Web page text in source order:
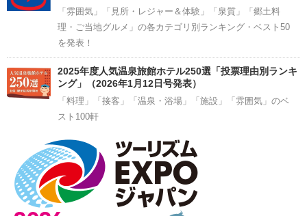
「雰囲気」「見所・レジャー＆体験」「泉質」「郷土料
理・ご当地グルメ」の各カテゴリ別ランキング・ベスト50
を発表！
2025年度人気温泉旅館ホテル250選「投票理由別ランキ
ング」（2026年1月12日号発表）
「料理」「接客」「温泉・浴場」「施設」「雰囲気」のベ
スト100軒